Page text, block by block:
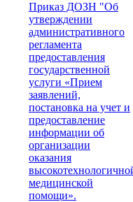
Приказ ДОЗН "Об
утверждении
административного
регламента
предоставления
государственной
услуги «Прием
заявлений,
постановка на учет и
предоставление
информации об
организации
оказания
медицинской
помощи».